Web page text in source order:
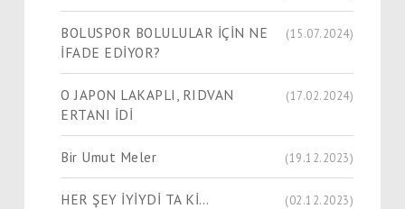
BOLUSPOR BOLULULAR İÇİN NE
İFADE EDİYOR?
(15.07.2024)
O JAPON LAKAPLI, RIDVAN
ERTANI İDİ
(17.02.2024)
Bir Umut Meler (19.12.2023)
HER ŞEY İYİYDİ TA Kİ… (02.12.2023)